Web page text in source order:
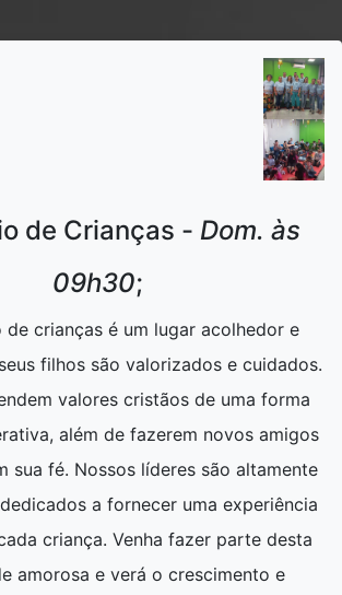
de Crianças - Dom. às
09h30;
de crianças é um lugar acolhedor e
filhos são valorizados e cuidados.
valores cristãos de uma forma
além de fazerem novos amigos
sua fé. Nossos líderes são altamente
a fornecer uma experiência
criança. Venha fazer parte desta
amorosa e verá o crescimento e